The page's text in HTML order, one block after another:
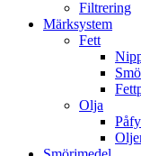
Filtrering
Märksystem
Fett
Olja